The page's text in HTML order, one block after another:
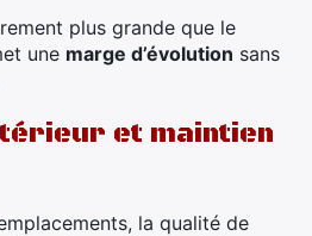
plus grande que le
une marge d’évolution sans
et maintien
la qualité de